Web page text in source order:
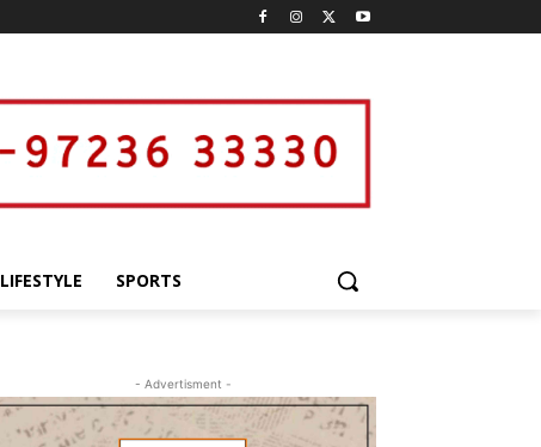
LIFESTYLE SPORTS
- Advertisment -